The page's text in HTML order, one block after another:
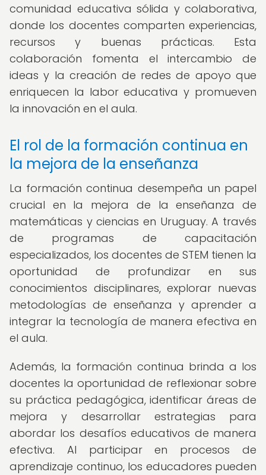
comunidad educativa sólida y colaborativa,
donde los docentes comparten experiencias,
recursos y buenas prácticas. Esta
colaboración fomenta el intercambio de
ideas y la creación de redes de apoyo que
enriquecen la labor educativa y promueven
la innovación en el aula.
El rol de la formación continua en
la mejora de la enseñanza
La formación continua desempeña un papel
crucial en la mejora de la enseñanza de
matemáticas y ciencias en Uruguay. A través
de programas de capacitación
especializados, los docentes de STEM tienen la
oportunidad de profundizar en sus
conocimientos disciplinares, explorar nuevas
metodologías de enseñanza y aprender a
integrar la tecnología de manera efectiva en
el aula.
Además, la formación continua brinda a los
docentes la oportunidad de reflexionar sobre
su práctica pedagógica, identificar áreas de
mejora y desarrollar estrategias para
abordar los desafíos educativos de manera
efectiva. Al participar en procesos de
aprendizaje continuo, los educadores pueden